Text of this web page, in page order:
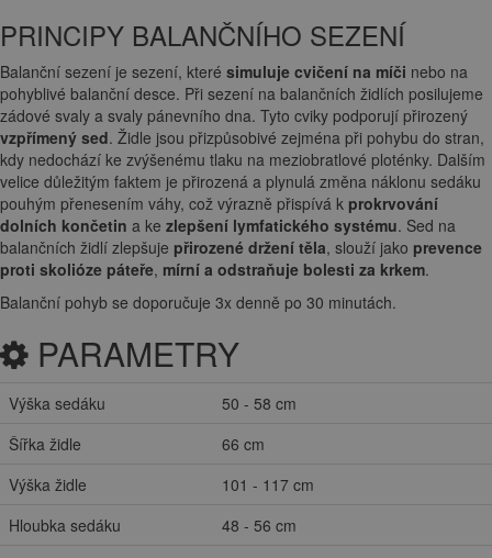
PRINCIPY BALANČNÍHO SEZENÍ
Balanční sezení je sezení, které simuluje cvičení na míči nebo na
pohyblivé balanční desce. Při sezení na balančních židlích posilujeme
zádové svaly a svaly pánevního dna. Tyto cviky podporují přirozený
vzpřímený sed. Židle jsou přizpůsobivé zejména při pohybu do stran,
kdy nedochází ke zvýšenému tlaku na meziobratlové ploténky. Dalším
velice důležitým faktem je přirozená a plynulá změna náklonu sedáku
pouhým přenesením váhy, což výrazně přispívá k prokrvování
dolních končetin a ke zlepšení lymfatického systému. Sed na
balančních židlí zlepšuje přirozené držení těla, slouží jako prevence
proti skolióze páteře, mírní a odstraňuje bolesti za krkem.
Balanční pohyb se doporučuje 3x denně po 30 minutách.
PARAMETRY
Výška sedáku
50 - 58 cm
Šířka židle
66 cm
Výška židle
101 - 117 cm
Hloubka sedáku
48 - 56 cm